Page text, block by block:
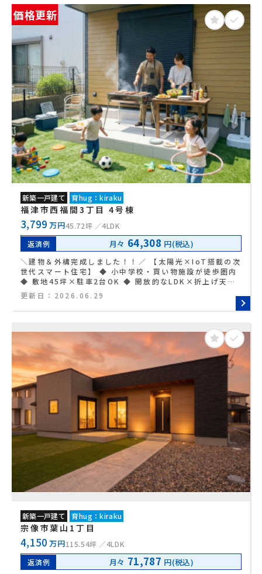
価格更新
新築一戸建て 育hug：kiraku
福津市西福間3丁目 4号棟
3,799 万円45.72坪
4LDK
返済例
月々 64,308 円(税込)
＼建物＆外構完成しました！！／ 【太陽光×IoT搭載の次
世代スマート住宅】 ◆ 小中学校・買い物施設が徒歩圏内
◆ 敷地45坪×駐車2台OK ◆ 開放的なLDK×折上げ天井
で明るい空間 ◆ パントリー＋階段下収納で収納力しっか
り ◆ 玄関から水まわりが近い家事ラク動線 ◆ 全居室収
納付きの4LDKプラン ◆ 主寝室はWICL付きの広々空間
更新日： 2026.06.29
新築一戸建て 育hug：kiraku
宗像市葉山1丁目
4,150 万円115.54坪
4LDK
返済例
月々 71,787 円(税込)